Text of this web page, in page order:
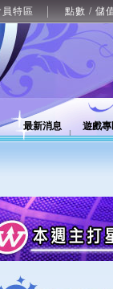
員特區 點數 / 儲
最新消息 遊戲